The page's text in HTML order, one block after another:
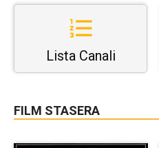
Lista Canali
FILM STASERA